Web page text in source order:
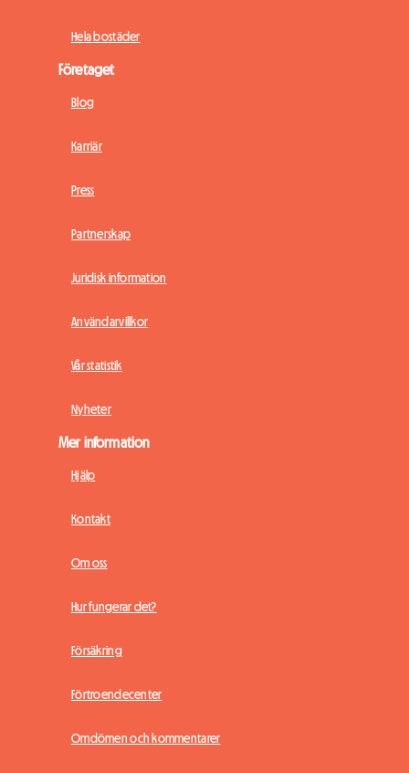
Hela bostäder
Företaget
Blog
Karriär
Press
Partnerskap
Juridisk information
Användarvillkor
Vår statistik
Nyheter
Mer information
Hjälp
Kontakt
Om oss
Hur fungerar det?
Försäkring
Förtroendecenter
Omdömen och kommentarer